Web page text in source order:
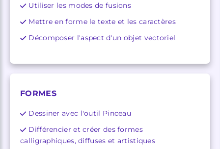
Utiliser les modes de fusions
Mettre en forme le texte et les caractères
Décomposer l'aspect d'un objet vectoriel
FORMES
Dessiner avec l'outil Pinceau
Différencier et créer des formes
calligraphiques, diffuses et artistiques